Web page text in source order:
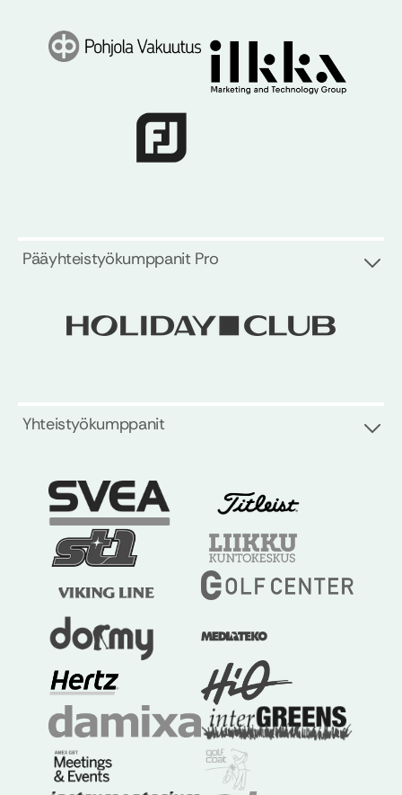
Pääyhteistyökumppanit Pro
Yhteistyökumppanit